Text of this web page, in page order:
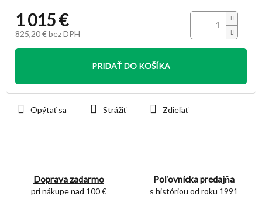
1 015 €
825,20 € bez DPH
Jednotková
PRIDAŤ DO KOŠÍKA
Doprava zadarmo
pri nákupe nad 100 €
Poľovnícka predajňa
s históriou od roku 1991
Opýtať sa Strážiť Zdieľať